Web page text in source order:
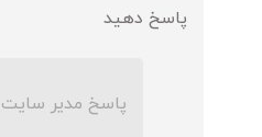
پاسخ دهید
پاسخ مدیر سایت